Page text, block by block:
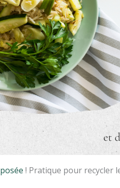
! Pratique pour recycler